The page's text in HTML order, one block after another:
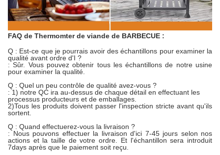
FAQ de Thermomter de viande de BARBECUE :
Q : Est-ce que je pourrais avoir des échantillons pour examiner la
qualité avant ordre d'I ?
: Sûr. Vous pouvez obtenir tous les échantillons de notre usine
pour examiner la qualité.
Q : Quel un peu contrôle de qualité avez-vous ?
: 1) notre QC ira au-dessus de chaque détail en effectuant les
processus producteurs et de emballages.
2)Tous les produits doivent passer l'inspection stricte avant qu'ils
sortent.
Q : Quand effectuerez-vous la livraison ?
: Nous pouvons effectuer la livraison d'ici 7-45 jours selon nos
actions et la taille de votre ordre. Et l'échantillon sera introduit
7days après que le paiement soit reçu.